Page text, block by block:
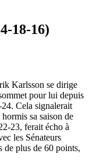
18-16)
Karlsson se dirige
pour lui depuis
Cela signalerait
sa saison de
23, ferait écho à
les Sénateurs
de plus de 60 points,